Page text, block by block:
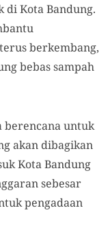
di Kota Bandung.
berkembang,
bebas sampah
berencana untuk
akan dibagikan
Kota Bandung
sebesar
pengadaan